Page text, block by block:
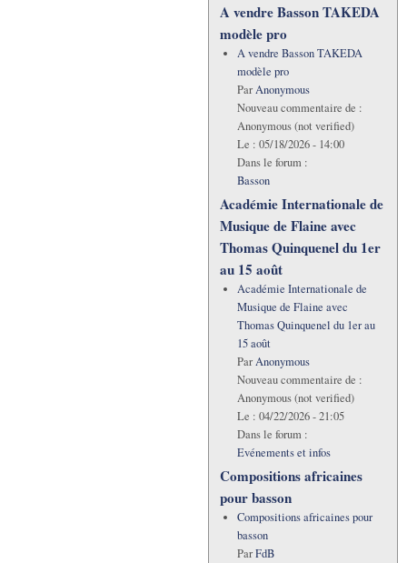
A vendre Basson TAKEDA
modèle pro
A vendre Basson TAKEDA
modèle pro
ParAnonymous
Nouveau commentaire de :
Anonymous (not verified)
Le : 05/18/2026 - 14:00
Dans le forum :
Basson
Académie Internationale de
Musique de Flaine avec
Thomas Quinquenel du 1er
au 15 août
Académie Internationale de
Musique de Flaine avec
Thomas Quinquenel du 1er au
15 août
ParAnonymous
Nouveau commentaire de :
Anonymous (not verified)
Le : 04/22/2026 - 21:05
Dans le forum :
Evénements et infos
Compositions africaines
pour basson
Compositions africaines pour
basson
ParFdB